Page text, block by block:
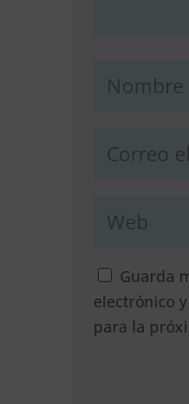
Guarda
electrónico
para la